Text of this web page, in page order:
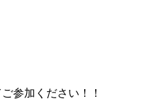
参加ください！！